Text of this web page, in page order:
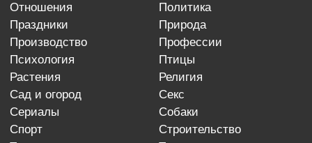
отношения
политика
праздники
природа
производство
профессии
психология
птицы
растения
религия
сад и огород
секс
сериалы
собаки
спорт
строительство